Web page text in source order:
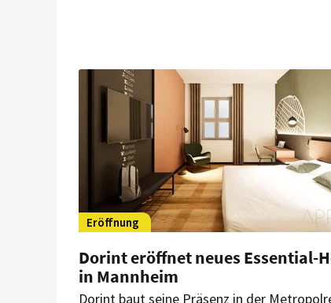
Eröffnung
Dorint eröffnet neues Essential-
in Mannheim
Dorint baut seine Präsenz in der